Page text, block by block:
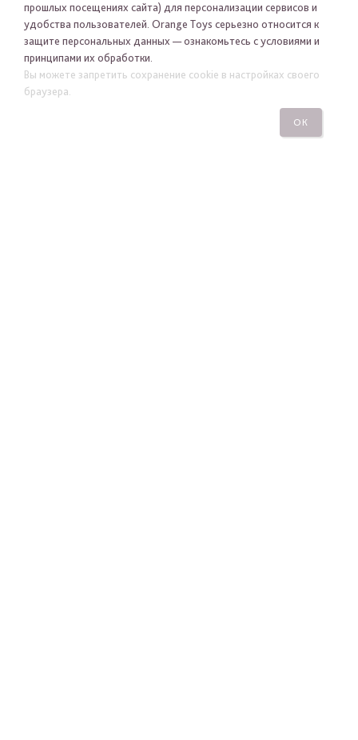
Я хочу получать новости Orange Toys по электронной
почте
прошлых посещениях сайта) для персонализации сервисов и
удобства пользователей. Orange Toys серьезно относится к
защите персональных данных — ознакомьтесь с условиями и
принципами их обработки.
Вы можете запретить сохранение cookie в настройках своего
браузера.
ОК